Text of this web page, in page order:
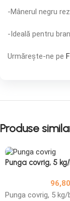
-Mânerul negru
-Ideală pentru
Urmărește-ne pe
Produse
Punga covrig, 5
96,80
Punga covrig, 5 kg/